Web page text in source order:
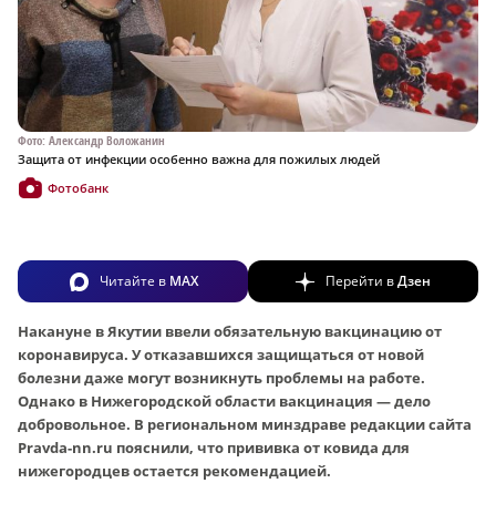
Фото: Александр Воложанин
Защита от инфекции особенно важна для пожилых людей
Фотобанк
Читайте в MAX Перейти вДзен
Накануне в Якутии ввели обязательную вакцинацию от
коронавируса. У отказавшихся защищаться от новой
болезни даже могут возникнуть проблемы на работе.
Однако в Нижегородской области вакцинация — дело
добровольное. В региональном минздраве редакции сайта
Рravda-nn.ru пояснили, что прививка от ковида для
нижегородцев остается рекомендацией.